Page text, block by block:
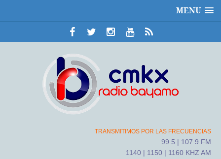
MENU
TRANSMITIMOS POR LAS FRECUENCIAS
99.5 | 107.9 FM
1140 | 1150 | 1160 KHZ AM